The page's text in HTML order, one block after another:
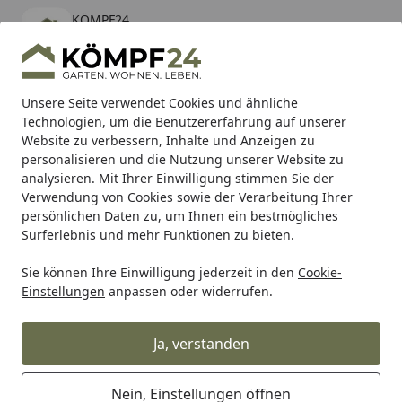
Unsere Seite verwendet Cookies und ähnliche
Technologien, um die Benutzererfahrung auf unserer
Website zu verbessern, Inhalte und Anzeigen zu
personalisieren und die Nutzung unserer Website zu
analysieren. Mit Ihrer Einwilligung stimmen Sie der
Verwendung von Cookies sowie der Verarbeitung Ihrer
persönlichen Daten zu, um Ihnen ein bestmögliches
Surferlebnis und mehr Funktionen zu bieten.
Sie können Ihre Einwilligung jederzeit in den Cookie-
Einstellungen anpassen oder widerrufen.
Ja, verstanden
Nein, Einstellungen öffnen
KÖMPF24
kostenlos - Im App Store
Hotline
Alle Produkte
Mein Konto
Suchen
Karibu Pools inkl. gratis Sandfilteranlage & Pool-
Starterset (Gesamtwert bis 468,99€)
Startseite
Grill Weber Lid One-Touch Premium 57 cm (65175)
Weber Lid One-Touch Premium 57